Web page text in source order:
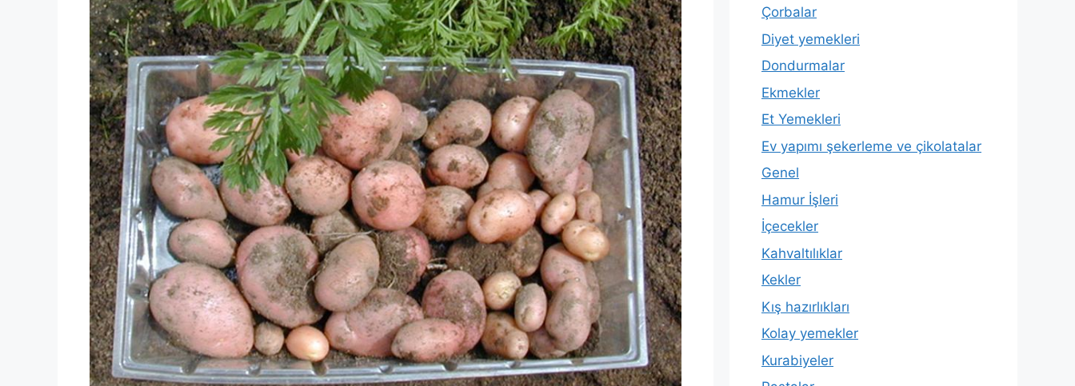
Çorbalar
Diyet yemekleri
Dondurmalar
Ekmekler
Et Yemekleri
Ev yapımı şekerleme ve çikolatalar
Genel
Hamur İşleri
İçecekler
Kahvaltılıklar
Kekler
Kış hazırlıkları
Kolay yemekler
Kurabiyeler